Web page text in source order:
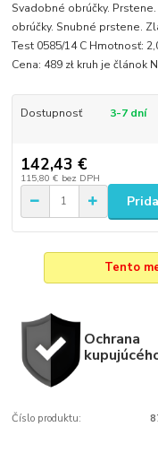
Svadobné obrúčky.
obrúčky. Snubné prstene.
Test 0585/14 C Hmotnosť:
Cena: 489 zł kruh je článok
Dostupnosť 3-7 dní
142,43 €
115,80 € bez DPH
Tento
Ochrana
Číslo produktu: